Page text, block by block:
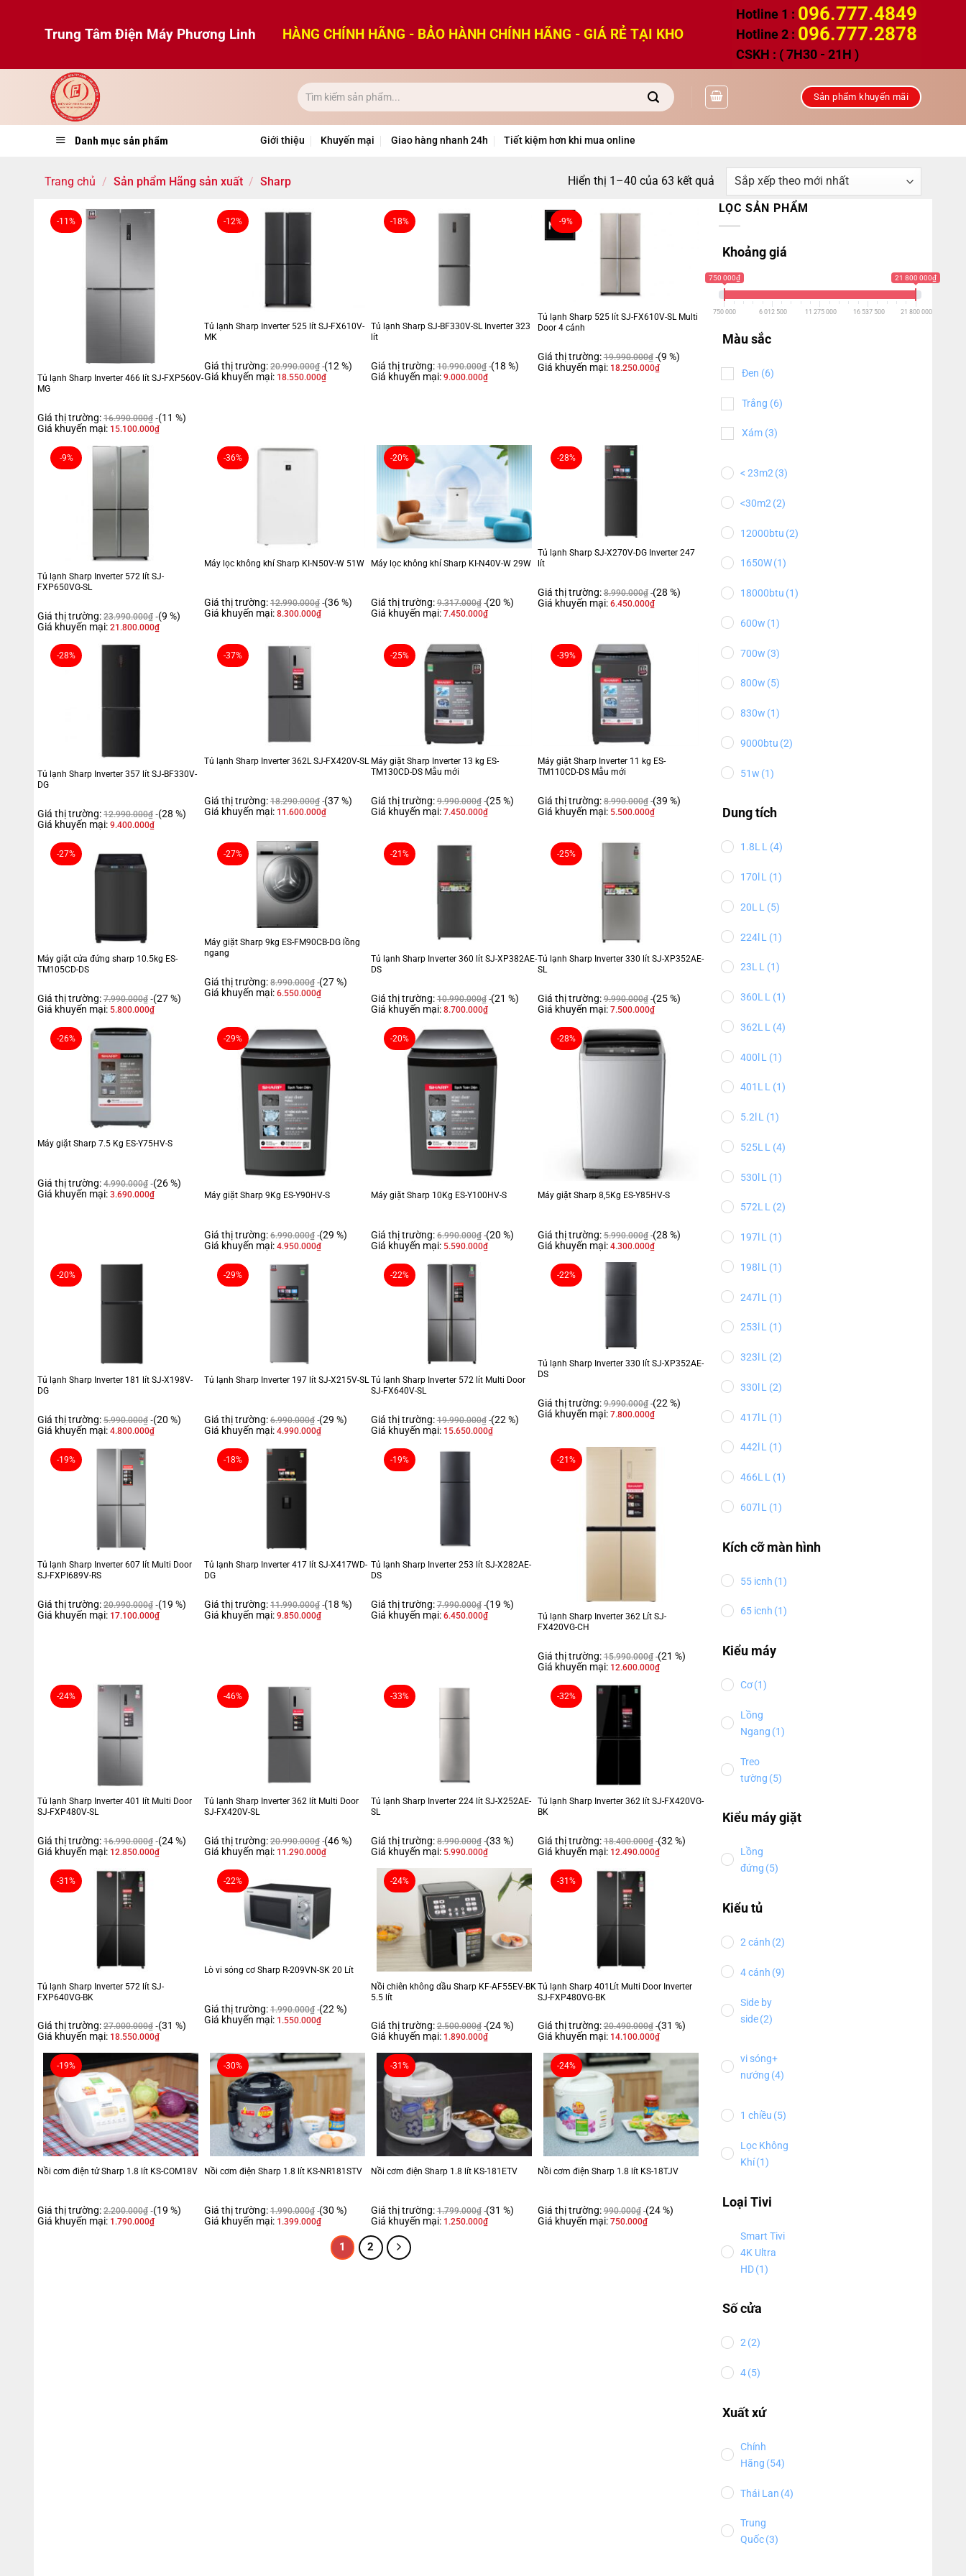
Trung Tâm Điện Máy Phương Linh HÀNG CHÍNH HÃNG - BẢO HÀNH CHÍNH HÃNG - GIÁ RẺ TẠI KHO
Hotline 1 : 096.777.4849
Hotline 2 : 096.777.2878
CSKH : ( 7H30 - 21H )
Sản phẩm khuyến mãi
Danh mục sản phẩm Giới thiệu Khuyến mại Giao hàng nhanh 24h Tiết kiệm hơn khi mua online
Trang chủ / Sản phẩm Hãng sản xuất / Sharp Hiển thị 1–40 của 63 kết quảĐã
sắp
xếp
mới
nhất
-11%
Tủ lạnh Sharp Inverter 466 lít SJ-FXP560V-
MG
Giá thị trường: 16.990.000₫ (11 %)
Giá khuyến mại: 15.100.000₫
-12%
Tủ lạnh Sharp Inverter 525 lít SJ-FX610V-
MK
Giá thị trường: 20.990.000₫ (12 %)
Giá khuyến mại: 18.550.000₫
-18%
Tủ lạnh Sharp SJ-BF330V-SL Inverter 323
lít
Giá thị trường:10.990.000₫ (18 %)
Giá khuyến mại: 9.000.000₫
-9%
Tủ lạnh Sharp 525 lít SJ-FX610V-SL Multi
Door 4 cánh
Giá thị trường:19.990.000₫ (9 %)
Giá khuyến mại: 18.250.000₫
-9%
Tủ lạnh Sharp Inverter 572 lít SJ-
FXP650VG-SL
Giá thị trường: 23.990.000₫ (9 %)
Giá khuyến mại: 21.800.000₫
-36%
Máy lọc không khí Sharp KI-N50V-W 51W
Giá thị trường: 12.990.000₫ (36 %)
Giá khuyến mại: 8.300.000₫
-20%
Máy lọc không khí Sharp KI-N40V-W 29W
Giá thị trường:9.317.000₫ (20 %)
Giá khuyến mại: 7.450.000₫
-28%
Tủ lạnh Sharp SJ-X270V-DG Inverter 247
lít
Giá thị trường:8.990.000₫ (28 %)
Giá khuyến mại: 6.450.000₫
-28%
Tủ lạnh Sharp Inverter 357 lít SJ-BF330V-
DG
Giá thị trường: 12.990.000₫ (28 %)
Giá khuyến mại: 9.400.000₫
-37%
Tủ lạnh Sharp Inverter 362L SJ-FX420V-SL
Giá thị trường: 18.290.000₫ (37 %)
Giá khuyến mại: 11.600.000₫
-25%
Máy giặt Sharp Inverter 13 kg ES-
TM130CD-DS Mẫu mới
Giá thị trường:9.990.000₫ (25 %)
Giá khuyến mại: 7.450.000₫
-39%
Máy giặt Sharp Inverter 11 kg ES-
TM110CD-DS Mẫu mới
Giá thị trường:8.990.000₫ (39 %)
Giá khuyến mại: 5.500.000₫
-27%
Máy giặt cửa đứng sharp 10.5kg ES-
TM105CD-DS
Giá thị trường: 7.990.000₫ (27 %)
Giá khuyến mại: 5.800.000₫
-27%
Máy giặt Sharp 9kg ES-FM90CB-DG lồng
ngang
Giá thị trường: 8.990.000₫ (27 %)
Giá khuyến mại: 6.550.000₫
-21%
Tủ lạnh Sharp Inverter 360 lít SJ-XP382AE-
DS
Giá thị trường:10.990.000₫ (21 %)
Giá khuyến mại: 8.700.000₫
-25%
Tủ lạnh Sharp Inverter 330 lít SJ-XP352AE-
SL
Giá thị trường:9.990.000₫ (25 %)
Giá khuyến mại: 7.500.000₫
-26%
Máy giặt Sharp 7.5 Kg ES-Y75HV-S
Giá thị trường: 4.990.000₫ (26 %)
Giá khuyến mại: 3.690.000₫
-29%
Máy giặt Sharp 9Kg ES-Y90HV-S
Giá thị trường: 6.990.000₫ (29 %)
Giá khuyến mại: 4.950.000₫
-20%
Máy giặt Sharp 10Kg ES-Y100HV-S
Giá thị trường:6.990.000₫ (20 %)
Giá khuyến mại: 5.590.000₫
-28%
Máy giặt Sharp 8,5Kg ES-Y85HV-S
Giá thị trường:5.990.000₫ (28 %)
Giá khuyến mại: 4.300.000₫
-20%
Tủ lạnh Sharp Inverter 181 lít SJ-X198V-
DG
Giá thị trường: 5.990.000₫ (20 %)
Giá khuyến mại: 4.800.000₫
-29%
Tủ lạnh Sharp Inverter 197 lít SJ-X215V-SL
Giá thị trường: 6.990.000₫ (29 %)
Giá khuyến mại: 4.990.000₫
-22%
Tủ lạnh Sharp Inverter 572 lít Multi Door
SJ-FX640V-SL
Giá thị trường:19.990.000₫ (22 %)
Giá khuyến mại: 15.650.000₫
-22%
Tủ lạnh Sharp Inverter 330 lít SJ-XP352AE-
DS
Giá thị trường:9.990.000₫ (22 %)
Giá khuyến mại: 7.800.000₫
-19%
Tủ lạnh Sharp Inverter 607 lít Multi Door
SJ-FXPI689V-RS
Giá thị trường: 20.990.000₫ (19 %)
Giá khuyến mại: 17.100.000₫
-18%
Tủ lạnh Sharp Inverter 417 lít SJ-X417WD-
DG
Giá thị trường: 11.990.000₫ (18 %)
Giá khuyến mại: 9.850.000₫
-19%
Tủ lạnh Sharp Inverter 253 lít SJ-X282AE-
DS
Giá thị trường:7.990.000₫ (19 %)
Giá khuyến mại: 6.450.000₫
-21%
Tủ lạnh Sharp Inverter 362 Lít SJ-
FX420VG-CH
Giá thị trường:15.990.000₫ (21 %)
Giá khuyến mại: 12.600.000₫
-24%
Tủ lạnh Sharp Inverter 401 lít Multi Door
SJ-FXP480V-SL
Giá thị trường: 16.990.000₫ (24 %)
Giá khuyến mại: 12.850.000₫
-46%
Tủ lạnh Sharp Inverter 362 lít Multi Door
SJ-FX420V-SL
Giá thị trường: 20.990.000₫ (46 %)
Giá khuyến mại: 11.290.000₫
-33%
Tủ lạnh Sharp Inverter 224 lít SJ-X252AE-
SL
Giá thị trường:8.990.000₫ (33 %)
Giá khuyến mại: 5.990.000₫
-32%
Tủ lạnh Sharp Inverter 362 lít SJ-FX420VG-
BK
Giá thị trường:18.400.000₫ (32 %)
Giá khuyến mại: 12.490.000₫
-31%
Tủ lạnh Sharp Inverter 572 lít SJ-
FXP640VG-BK
Giá thị trường: 27.000.000₫ (31 %)
Giá khuyến mại: 18.550.000₫
-22%
Lò vi sóng cơ Sharp R-209VN-SK 20 Lít
Giá thị trường: 1.990.000₫ (22 %)
Giá khuyến mại: 1.550.000₫
-24%
Nồi chiên không dầu Sharp KF-AF55EV-BK
5.5 lít
Giá thị trường:2.500.000₫ (24 %)
Giá khuyến mại: 1.890.000₫
-31%
Tủ lạnh Sharp 401Lít Multi Door Inverter
SJ-FXP480VG-BK
Giá thị trường:20.490.000₫ (31 %)
Giá khuyến mại: 14.100.000₫
-19%
Nồi cơm điện tử Sharp 1.8 lít KS-COM18V
Giá thị trường: 2.200.000₫ (19 %)
Giá khuyến mại: 1.790.000₫
-30%
Nồi cơm điện Sharp 1.8 lít KS-NR181STV
Giá thị trường: 1.990.000₫ (30 %)
Giá khuyến mại: 1.399.000₫
-31%
Nồi cơm điện Sharp 1.8 lít KS-181ETV
Giá thị trường:1.799.000₫ (31 %)
Giá khuyến mại: 1.250.000₫
-24%
Nồi cơm điện Sharp 1.8 lít KS-18TJV
Giá thị trường:990.000₫ (24 %)
Giá khuyến mại: 750.000₫
1 2
LỌC SẢN PHẨM
Khoảng giá
750 000₫ 21 800 000₫
750 000 6 012 500 11 275 000 16 537 500 21 800 000
Màu sắc
Đen (6)
Trắng (6)
Xám (3)
< 23m2 (3)
<30m2 (2)
12000btu (2)
1650W (1)
18000btu (1)
600w (1)
700w (3)
800w (5)
830w (1)
9000btu (2)
51w (1)
Dung tích
1.8L (4)
170l (1)
20L (5)
224l (1)
23L (1)
360L (1)
362L (4)
400l (1)
401L (1)
5.2l (1)
525L (4)
530l (1)
572L (2)
197l (1)
198l (1)
247l (1)
253l (1)
323l (2)
330l (2)
417l (1)
442l (1)
466L (1)
607l (1)
Kích cỡ màn hình
55 icnh (1)
65 icnh (1)
Kiểu máy
Cơ (1)
Lồng
Ngang (1)
Treo
tường (5)
Kiểu máy giặt
Lồng
đứng (5)
Kiểu tủ
2 cánh (2)
4 cánh (9)
Side by
side (2)
vi sóng+
nướng (4)
1 chiều (5)
Lọc Không
Khí (1)
Loại Tivi
Smart Tivi
4K Ultra
HD (1)
Số cửa
2 (2)
4 (5)
Xuất xứ
Chính
Hãng (54)
Thái Lan (4)
Trung
Quốc (3)